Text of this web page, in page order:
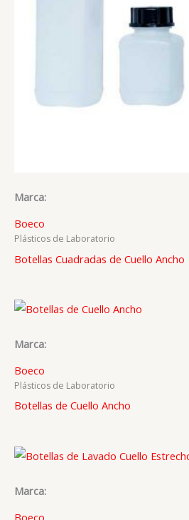
Marca:
Boeco
Plásticos de Laboratorio
Botellas Cuadradas de Cuello Ancho
Marca:
Boeco
Plásticos de Laboratorio
Botellas de Cuello Ancho
Marca:
Boeco